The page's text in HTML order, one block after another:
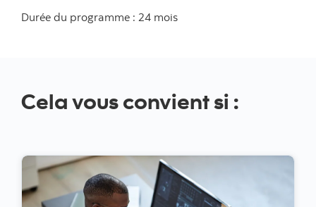
Durée du programme : 24 mois
Cela vous convient si :